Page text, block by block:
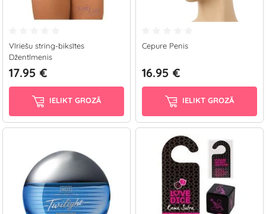
Vīriešu string-biksītes
Džentlmenis
17.95 €
IELIKT GROZĀ
Cepure Penis
16.95 €
IELIKT GROZĀ